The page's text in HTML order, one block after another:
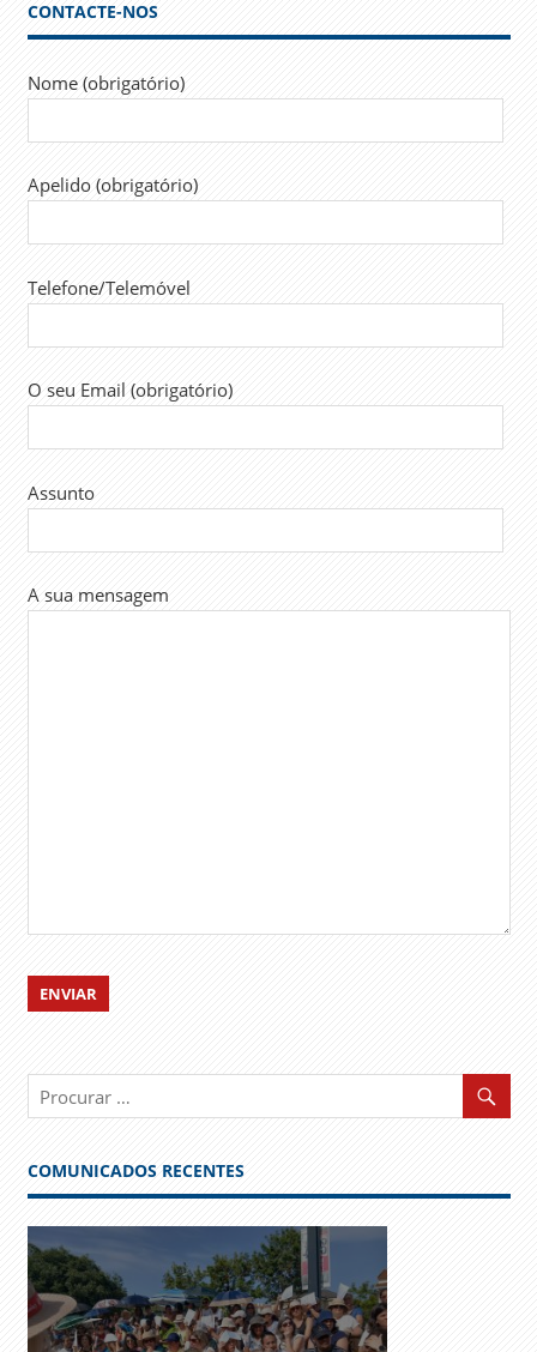
BENEFICIÁRIOS
CONVENCIONADO
TRABALHADORES
CONTACTE-NOS
Nome (obrigatório)
Apelido (obrigatório)
Telefone/Telemóvel
O seu Email (obrigatório)
Assunto
A sua mensagem
COMUNICADOS RECENTES